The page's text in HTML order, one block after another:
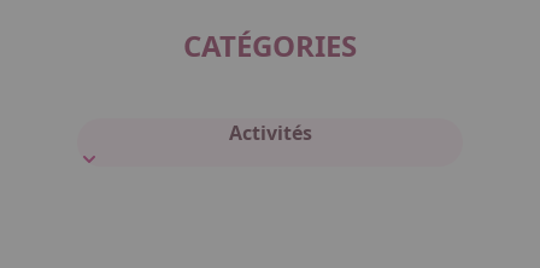
CATÉGORIES
Activités